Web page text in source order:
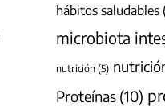
hábitos saludables
microbiota
nutrición(5)
Proteínas (10)